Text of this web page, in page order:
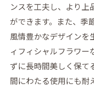
ンスを工夫し、より上
ができます。また、季
風情豊かなデザインを
ィフィシャルフラワー
ずに長時間美しく保て
間にわたる使用にも耐